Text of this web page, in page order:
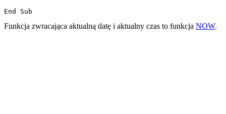
Funkcja zwracająca aktualną datę i aktualny czas to funkcja NOW.